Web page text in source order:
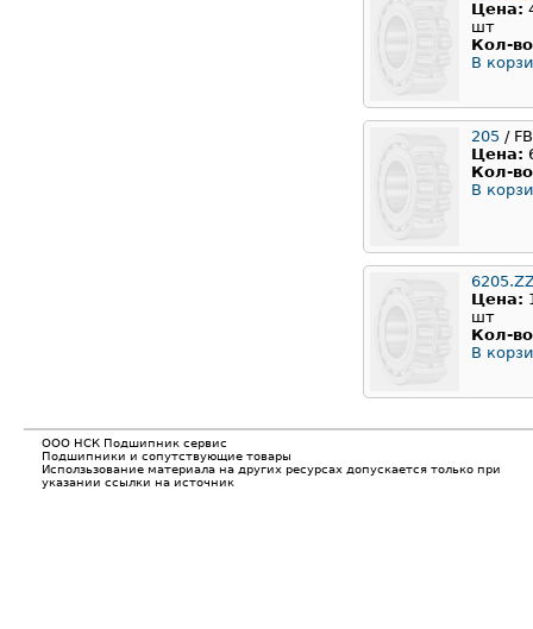
Цена:
шт
Кол-
В
205 /
Цена:
Кол-
В
Цена:
шт
Кол-
В
ООО НСК Подшипник сервис
Подшипники и сопутствующие товары
Исползьзование материала на других ресурсах допускается только при
указании ссылки на источник